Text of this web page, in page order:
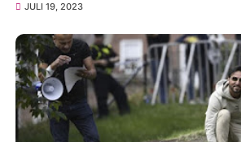
JULI 19, 2023